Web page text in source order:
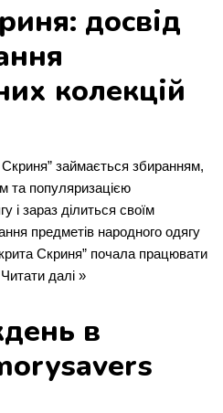
досвід
колекцій
займається збиранням,
та популяризацією
і зараз ділиться своїм
предметів народного одягу
Скриня” почала працювати
Читати далі »
в